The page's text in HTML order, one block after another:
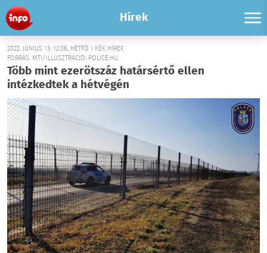
Hírek
2022. JÚNIUS 13. 12:06, HÉTFŐ | KÉK HÍREK
FORRÁS: MTI/ILLUSZTRÁCIÓ: POLICE.HU
Több mint ezerötszáz határsértő ellen
intézkedtek a hétvégén